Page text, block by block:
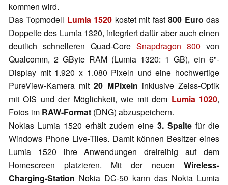
kommen wird.
Das Topmodell Lumia 1520 kostet mit fast800 Euro das
Doppelte des Lumia 1320, integriert dafür aber auch einen
deutlich schnelleren Quad-Core Snapdragon 800 von
Qualcomm, 2 GByte RAM (Lumia 1320: 1 GB), ein 6"-
Display mit 1.920 x 1.080 Pixeln und eine hochwertige
PureView-Kamera mit20 MPixeln inklusive Zeiss-Optik
mit OIS und der Möglichkeit, wie mit dem Lumia 1020,
Fotos im RAW-Format (DNG) abzuspeichern.
Nokias Lumia 1520 erhält zudem eine 3. Spaltefür die
Windows Phone Live-Tiles. Damit können Besitzer eines
Lumia 1520 ihre Anwendungen dreireihig auf dem
Homescreen platzieren. Mit der neuen Wireless-
Charging-Station Nokia DC-50 kann das Nokia Lumia